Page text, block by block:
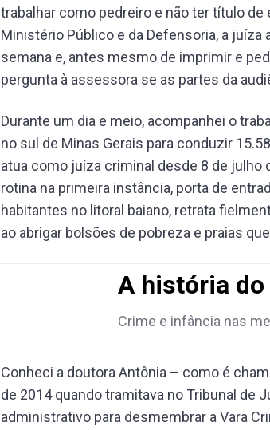
trabalhar como pedreiro e não ter título
Ministério Público e da Defensoria, a
semana e, antes mesmo de imprimir e
pergunta à assessora se as partes da
Durante um dia e meio, acompanhei o
no sul de Minas Gerais para conduzir
atua como juíza criminal desde 8 de julho
rotina na primeira instância, porta de
habitantes no litoral baiano, retrata
ao abrigar bolsões de pobreza e praias
A história do
Crime e infância nas
Conheci a doutora Antônia – como é
de 2014 quando tramitava no Tribunal de
administrativo para desmembrar a Vara